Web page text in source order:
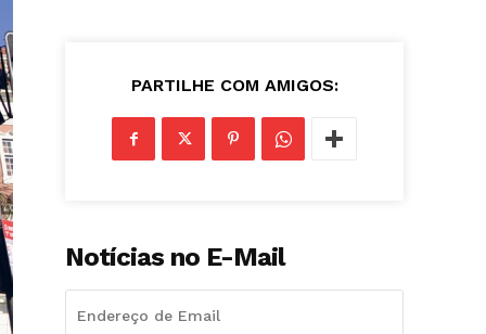
PARTILHE COM AMIGOS:
Notícias no E-Mail